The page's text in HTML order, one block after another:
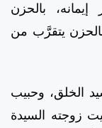
بالحزن
يتقرَّب من
الخلق، وحبيب
زوجته السيدة